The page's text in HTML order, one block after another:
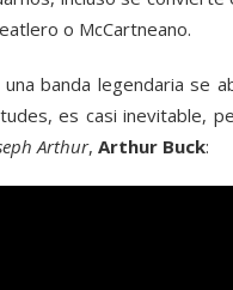
o McCartneano.
banda legendaria se
es casi inevitable,
Arthur, Arthur Buck: